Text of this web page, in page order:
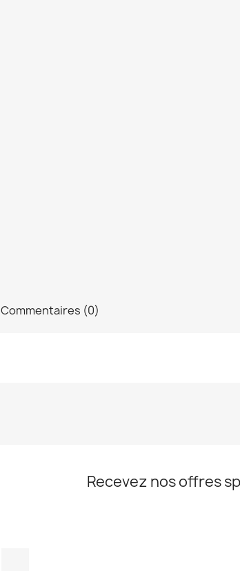
Commentaires (0)
Recevez nos offres